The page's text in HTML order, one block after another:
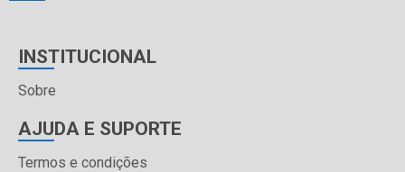
INSTITUCIONAL
Sobre
AJUDA E SUPORTE
Termos e condições